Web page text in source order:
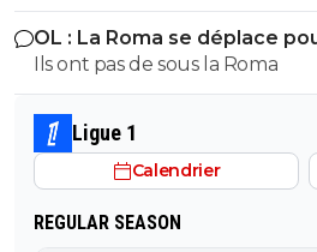
performent comme ils
cacher une grande partie de
C1 cet été.
OL : La Roma se déplace
Ils ont pas de sous la Roma
Ligue 1
Calendrier
REGULAR SEASON